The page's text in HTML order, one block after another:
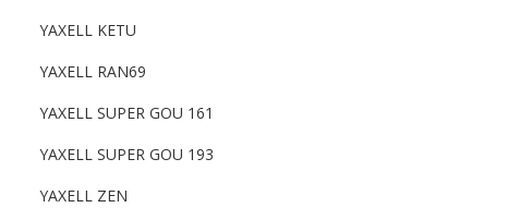
YAXELL KETU
YAXELL RAN69
YAXELL SUPER GOU 161
YAXELL SUPER GOU 193
YAXELL ZEN